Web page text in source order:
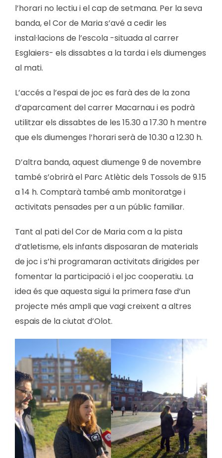
l’horari no lectiu i el cap de setmana. Per la seva
banda, el Cor de Maria s’avé a cedir les
instal·lacions de l’escola -situada al carrer
Esglaiers- els dissabtes a la tarda i els diumenges
al mati.
L’accés a l’espai de joc es farà des de la zona
d’aparcament del carrer Macarnau i es podrà
utilitzar els dissabtes de les 15.30 a 17.30 h mentre
que els diumenges l’horari serà de 10.30 a 12.30 h.
D’altra banda, aquest diumenge 9 de novembre
també s’obrirà el Parc Atlètic dels Tossols de 9.15
a 14 h. Comptarà també amb monitoratge i
activitats pensades per a un públic familiar.
Tant al pati del Cor de Maria com a la pista
d’atletisme, els infants disposaran de materials
de joc i s’hi programaran activitats dirigides per
fomentar la participació i el joc cooperatiu. La
idea és que aquesta sigui la primera fase d’un
projecte més ampli que vagi creixent a altres
espais de la ciutat d’Olot.